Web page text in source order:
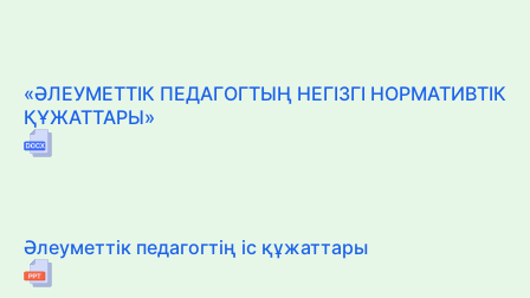
«ӘЛЕУМЕТТІК ПЕДАГОГТЫҢ НЕГІЗГІ НОРМАТИВТІК
ҚҰЖАТТАРЫ»
Әлеуметтік педагогтің іс құжаттары